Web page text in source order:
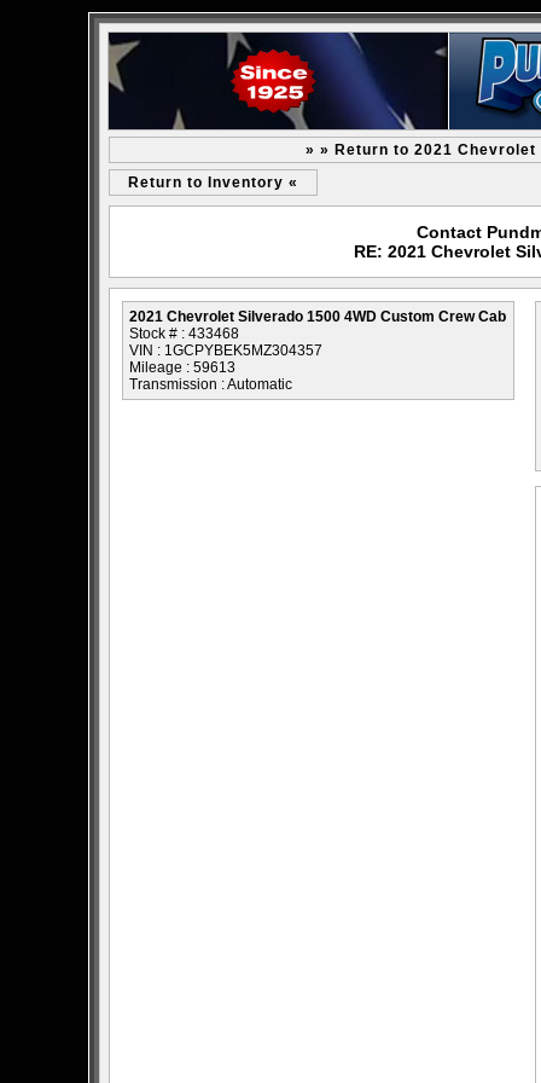
» » Return to 2021 Chevrolet
Return to Inventory «
Contact
RE: 2021 Chevrolet
2021 Chevrolet Silverado 1500 4WD Custom Crew Cab
Stock # : 433468
VIN : 1GCPYBEK5MZ304357
Mileage : 59613
Transmission : Automatic